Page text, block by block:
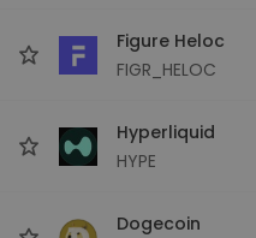
Figure Heloc
FIGR_HELOC
Hyperliquid
HYPE
Dogecoin